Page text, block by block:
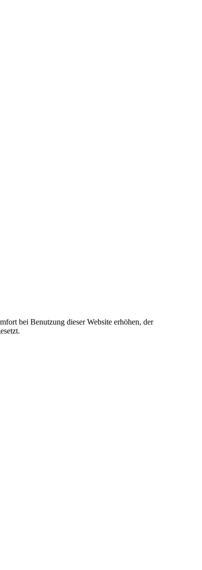
bei Benutzung dieser Website erhöhen, der